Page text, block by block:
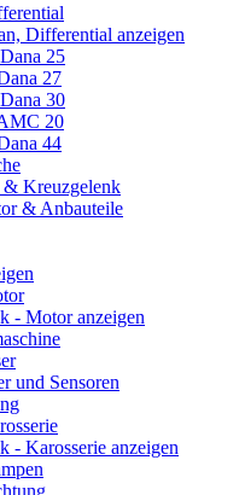
Differential anzeigen
25
27
30
20
44
Kreuzgelenk
& Anbauteile
- Motor anzeigen
und Sensoren
- Karosserie anzeigen